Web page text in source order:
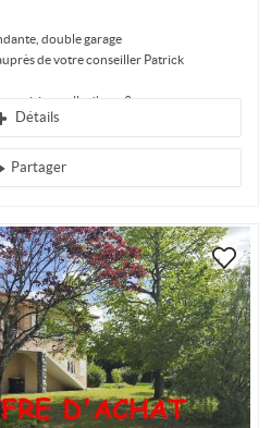
double garage
de votre conseiller Patrick
cuisine, salle d'eau, 3...
Détails
Partager